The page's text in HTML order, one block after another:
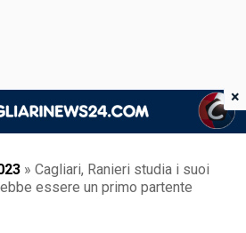
» Cagliari, Ranieri studia i suoi
essere un primo partente
×